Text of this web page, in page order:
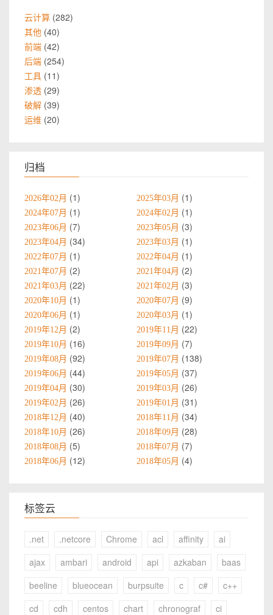
云计算 282
其他 40
前端 42
后端 254
工具 11
渗透 29
破解 39
运维 20
归档
2026年02月 1 2025年03月 1
2024年07月 1 2024年02月 1
2023年06月 7 2023年05月 3
2023年04月 34 2023年03月 1
2022年07月 1 2022年04月 1
2021年07月 2 2021年04月 2
2021年03月 22 2021年02月 3
2020年10月 1 2020年07月 9
2020年06月 1 2020年03月 1
2019年12月 2 2019年11月 22
2019年10月 16 2019年09月 7
2019年08月 92 2019年07月 138
2019年06月 44 2019年05月 37
2019年04月 30 2019年03月 26
2019年02月 26 2019年01月 31
2018年12月 40 2018年11月 34
2018年10月 26 2018年09月 28
2018年08月 5 2018年07月 7
2018年06月 12 2018年05月 4
标签云
.net .netcore Chrome acl affinity
ai
ajax
ambari android api azkaban
baas
beeline
blueocean burpsuite c c#
c++
cd
cdh centos chart chronograf
ci